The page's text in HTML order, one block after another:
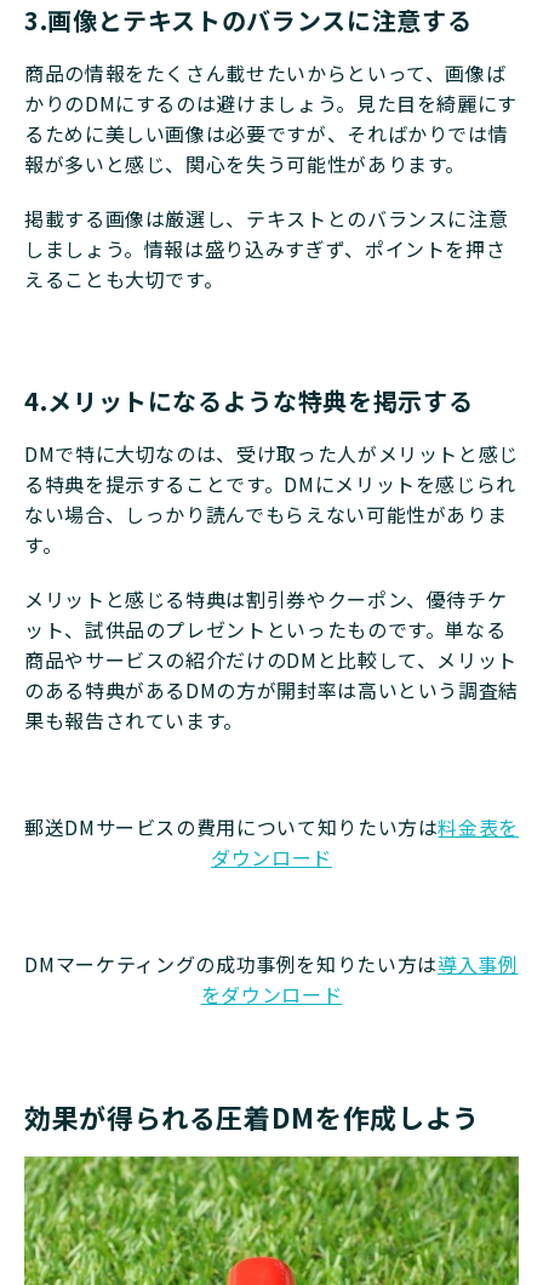
3.画像とテキストのバランスに注意する
商品の情報をたくさん載せたいからといって、画像ば
かりのDMにするのは避けましょう。見た目を綺麗にす
るために美しい画像は必要ですが、そればかりでは情
報が多いと感じ、関心を失う可能性があります。
掲載する画像は厳選し、テキストとのバランスに注意
しましょう。情報は盛り込みすぎず、ポイントを押さ
えることも大切です。
4.メリットになるような特典を掲示する
DMで特に大切なのは、受け取った人がメリットと感じ
る特典を提示することです。DMにメリットを感じられ
ない場合、しっかり読んでもらえない可能性がありま
す。
メリットと感じる特典は割引券やクーポン、優待チケ
ット、試供品のプレゼントといったものです。単なる
商品やサービスの紹介だけのDMと比較して、メリット
のある特典があるDMの方が開封率は高いという調査結
果も報告されています。
郵送DMサービスの費用について知りたい方は料金表を
ダウンロード
DMマーケティングの成功事例を知りたい方は導入事例
をダウンロード
効果が得られる圧着DMを作成しよう